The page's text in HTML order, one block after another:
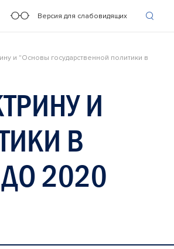
Версия для слабовидящих
и "Основы государственной политики в
И
В
2020